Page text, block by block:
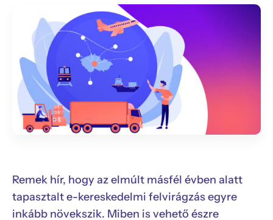
Remek hír, hogy az elmúlt másfél évben alatt
tapasztalt e-kereskedelmi felvirágzás egyre
inkább növekszik. Miben is vehető észre